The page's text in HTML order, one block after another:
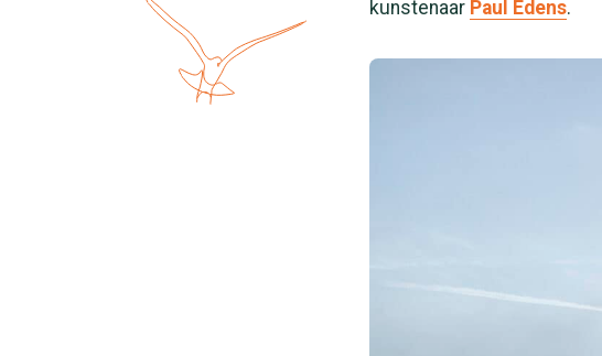
kunstenaar Paul Edens.